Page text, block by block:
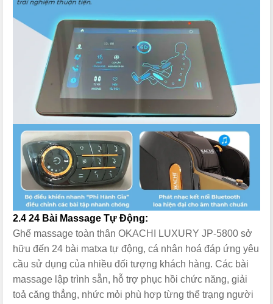
2.4 24 Bài Massage Tự Động:
Ghế massage toàn thân OKACHI LUXURY JP-5800 sở
hữu đến 24 bài matxa tự động, cá nhân hoá đáp ứng yêu
cầu sử dụng của nhiều đối tượng khách hàng. Các bài
massage lập trình sẵn, hỗ trợ phục hồi chức năng, giải
toả căng thẳng, nhức mỏi phù hợp từng thể trạng người